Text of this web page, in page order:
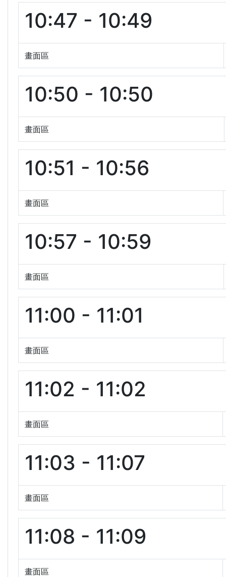
10:47 - 10:49
畫面區
10:50 - 10:50
畫面區
10:51 - 10:56
畫面區
10:57 - 10:59
畫面區
11:00 - 11:01
畫面區
11:02 - 11:02
畫面區
11:03 - 11:07
畫面區
11:08 - 11:09
畫面區